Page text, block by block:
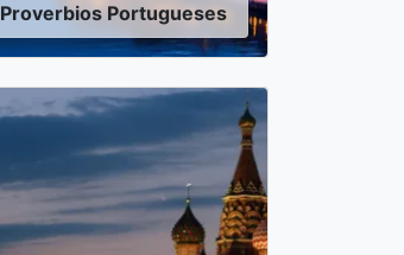
Proverbios Portugueses